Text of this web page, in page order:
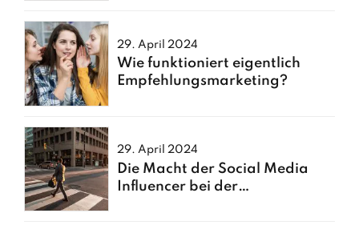
29. April 2024
Wie funktioniert eigentlich
Empfehlungsmarketing?
29. April 2024
Die Macht der Social Media
Influencer bei der